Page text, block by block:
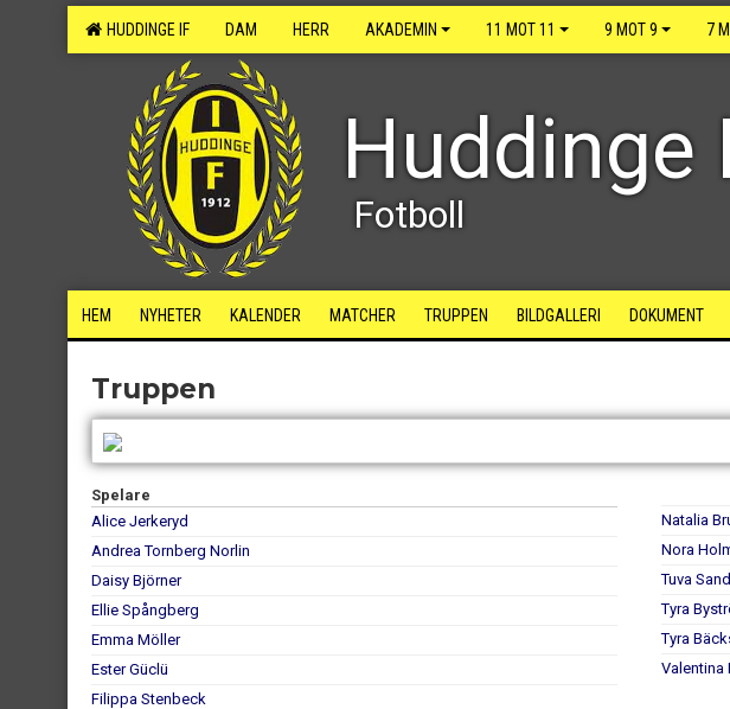
HUDDINGE IF DAM HERR AKADEMIN 11 MOT 11 9 MOT 9 7
Fotboll
HEM NYHETER KALENDER MATCHER TRUPPEN BILDGALLERI DOKUMENT
Truppen
Spelare
Alice Jerkeryd
Andrea Tornberg Norlin
Daisy Björner
Ellie Spångberg
Emma Möller
Ester Güclü
Filippa Stenbeck
Natalia
Nora
Tuva
Tyra
Tyra
Valentina